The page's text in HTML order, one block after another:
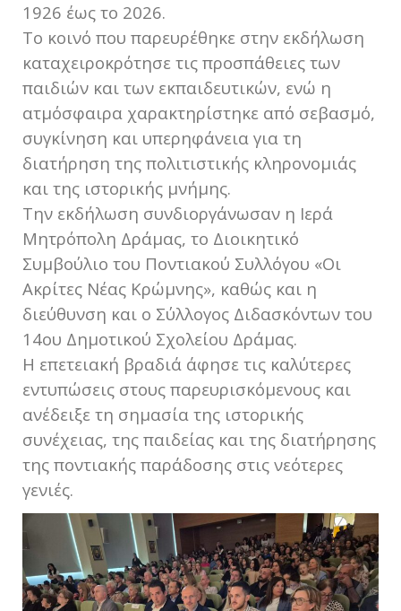
1926 έως το 2026.
Το κοινό που παρευρέθηκε στην εκδήλωση
καταχειροκρότησε τις προσπάθειες των
παιδιών και των εκπαιδευτικών, ενώ η
ατμόσφαιρα χαρακτηρίστηκε από σεβασμό,
συγκίνηση και υπερηφάνεια για τη
διατήρηση της πολιτιστικής κληρονομιάς
και της ιστορικής μνήμης.
Την εκδήλωση συνδιοργάνωσαν η Ιερά
Μητρόπολη Δράμας, το Διοικητικό
Συμβούλιο του Ποντιακού Συλλόγου «Οι
Ακρίτες Νέας Κρώμνης», καθώς και η
διεύθυνση και ο Σύλλογος Διδασκόντων του
14ου Δημοτικού Σχολείου Δράμας.
Η επετειακή βραδιά άφησε τις καλύτερες
εντυπώσεις στους παρευρισκόμενους και
ανέδειξε τη σημασία της ιστορικής
συνέχειας, της παιδείας και της διατήρησης
της ποντιακής παράδοσης στις νεότερες
γενιές.